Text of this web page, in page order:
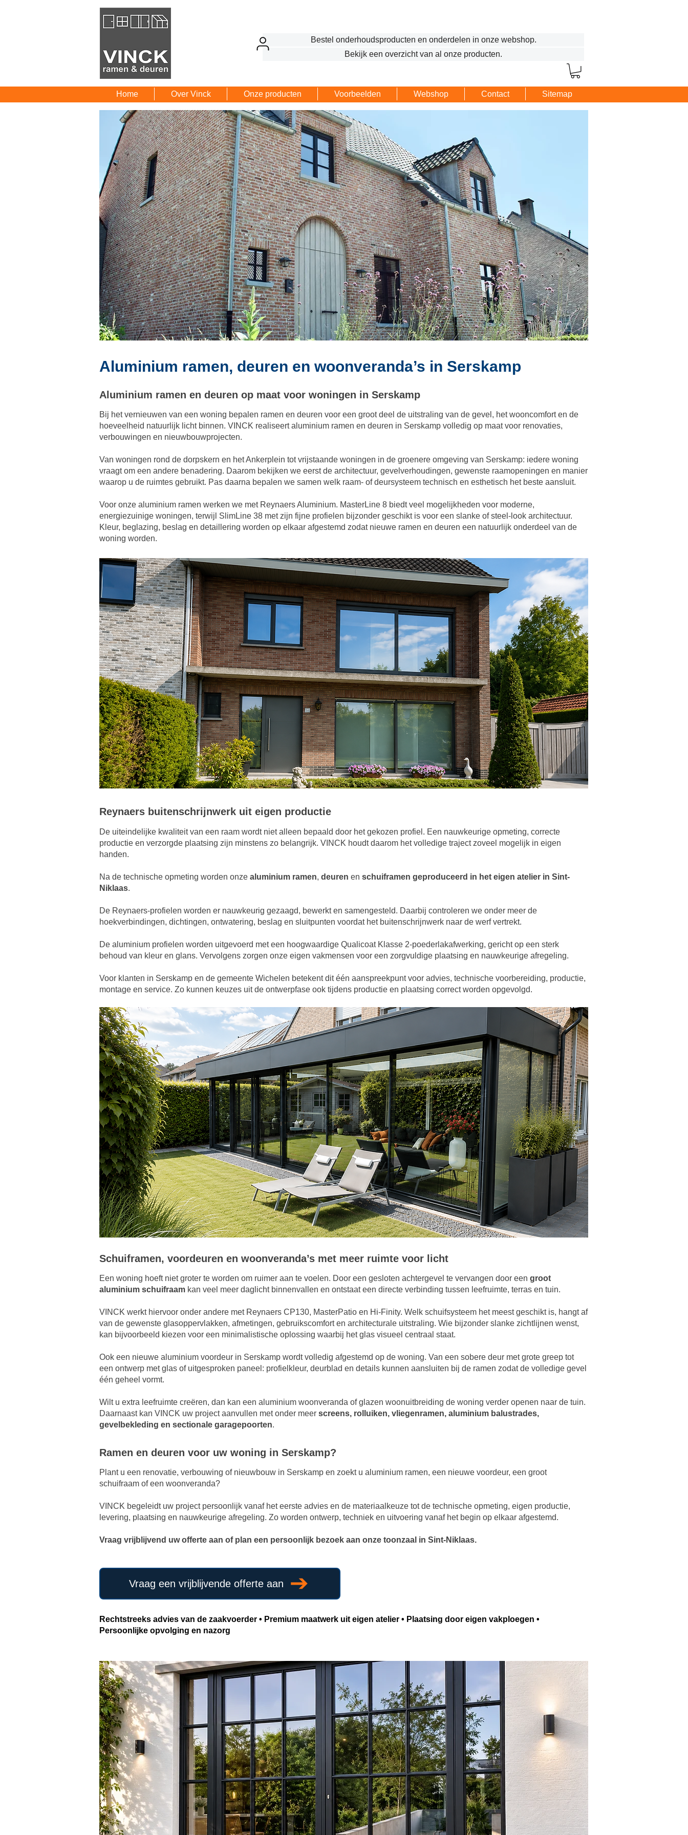
Bestel onderhoudsproducten en onderdelen in onze webshop.
Bekijk een overzicht van al onze producten.
Home Over Vinck Onze producten Voorbeelden Webshop Contact Sitemap
Aluminium ramen, deuren en woonveranda’s in Serskamp
Aluminium ramen en deuren op maat voor woningen in Serskamp
Bij het vernieuwen van een woning bepalen ramen en deuren voor een groot deel de uitstraling van de gevel, het wooncomfort en de
hoeveelheid natuurlijk licht binnen. VINCK realiseert aluminium ramen en deuren in Serskamp volledig op maat voor renovaties,
verbouwingen en nieuwbouwprojecten.
Van woningen rond de dorpskern en het Ankerplein tot vrijstaande woningen in de groenere omgeving van Serskamp: iedere woning
vraagt om een andere benadering. Daarom bekijken we eerst de architectuur, gevelverhoudingen, gewenste raamopeningen en manier
waarop u de ruimtes gebruikt. Pas daarna bepalen we samen welk raam- of deursysteem technisch en esthetisch het beste aansluit.
Voor onze aluminium ramen werken we met Reynaers Aluminium. MasterLine 8 biedt veel mogelijkheden voor moderne,
energiezuinige woningen, terwijl SlimLine 38 met zijn fijne profielen bijzonder geschikt is voor een slanke of steel-look architectuur.
Kleur, beglazing, beslag en detaillering worden op elkaar afgestemd zodat nieuwe ramen en deuren een natuurlijk onderdeel van de
woning worden.
Reynaers buitenschrijnwerk uit eigen productie
De uiteindelijke kwaliteit van een raam wordt niet alleen bepaald door het gekozen profiel. Een nauwkeurige opmeting, correcte
productie en verzorgde plaatsing zijn minstens zo belangrijk. VINCK houdt daarom het volledige traject zoveel mogelijk in eigen
handen.
Na de technische opmeting worden onze aluminium ramen, deuren en schuiframen geproduceerd in het eigen atelier in Sint-
Niklaas.
De Reynaers-profielen worden er nauwkeurig gezaagd, bewerkt en samengesteld. Daarbij controleren we onder meer de
hoekverbindingen, dichtingen, ontwatering, beslag en sluitpunten voordat het buitenschrijnwerk naar de werf vertrekt.
De aluminium profielen worden uitgevoerd met een hoogwaardige Qualicoat Klasse 2-poederlakafwerking, gericht op een sterk
behoud van kleur en glans. Vervolgens zorgen onze eigen vakmensen voor een zorgvuldige plaatsing en nauwkeurige afregeling.
Voor klanten in Serskamp en de gemeente Wichelen betekent dit één aanspreekpunt voor advies, technische voorbereiding, productie,
montage en service. Zo kunnen keuzes uit de ontwerpfase ook tijdens productie en plaatsing correct worden opgevolgd.
Schuiframen, voordeuren en woonveranda’s met meer ruimte voor licht
Een woning hoeft niet groter te worden om ruimer aan te voelen. Door een gesloten achtergevel te vervangen door een groot
aluminium schuifraam kan veel meer daglicht binnenvallen en ontstaat een directe verbinding tussen leefruimte, terras en tuin.
VINCK werkt hiervoor onder andere met Reynaers CP130, MasterPatio en Hi-Finity. Welk schuifsysteem het meest geschikt is, hangt af
van de gewenste glasoppervlakken, afmetingen, gebruikscomfort en architecturale uitstraling. Wie bijzonder slanke zichtlijnen wenst,
kan bijvoorbeeld kiezen voor een minimalistische oplossing waarbij het glas visueel centraal staat.
Ook een nieuwe aluminium voordeur in Serskamp wordt volledig afgestemd op de woning. Van een sobere deur met grote greep tot
een ontwerp met glas of uitgesproken paneel: profielkleur, deurblad en details kunnen aansluiten bij de ramen zodat de volledige gevel
één geheel vormt.
Wilt u extra leefruimte creëren, dan kan een aluminium woonveranda of glazen woonuitbreiding de woning verder openen naar de tuin.
Daarnaast kan VINCK uw project aanvullen met onder meer screens, rolluiken, vliegenramen, aluminium balustrades,
gevelbekleding en sectionale garagepoorten.
Ramen en deuren voor uw woning in Serskamp?
Plant u een renovatie, verbouwing of nieuwbouw in Serskamp en zoekt u aluminium ramen, een nieuwe voordeur, een groot
schuifraam of een woonveranda?
VINCK begeleidt uw project persoonlijk vanaf het eerste advies en de materiaalkeuze tot de technische opmeting, eigen productie,
levering, plaatsing en nauwkeurige afregeling. Zo worden ontwerp, techniek en uitvoering vanaf het begin op elkaar afgestemd.
Vraag vrijblijvend uw offerte aan of plan een persoonlijk bezoek aan onze toonzaal in Sint-Niklaas.
Vraag een vrijblijvende offerte aan
Rechtstreeks advies van de zaakvoerder • Premium maatwerk uit eigen atelier • Plaatsing door eigen vakploegen •
Persoonlijke opvolging en nazorg